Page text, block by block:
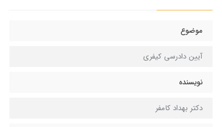
موضوع
آیین دادرسی کیفری
نویسنده
دکتر بهداد کامفر